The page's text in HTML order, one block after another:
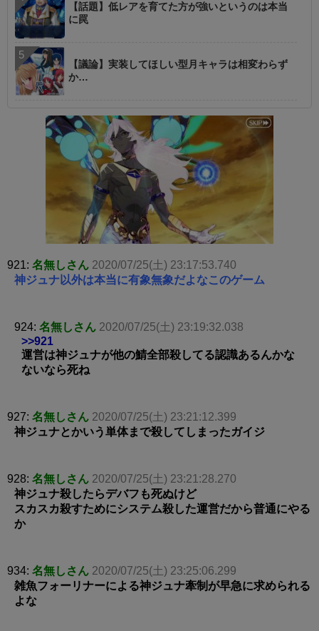
【話題】低レアを育てた方が強いというのは本当
に罠
【議論】実装してほしい型月キャラは相変わらず
か…
921: 名無しさん 2020/07/25(土) 23:17:53.740
神ジュナ以外は本当に有象無象だよなこのゲーム
924: 名無しさん 2020/07/25(土) 23:19:32.038
>>921
運営は神ジュナが他の鯖全部殺してる認識あるんかな
ないなら死ね
927: 名無しさん 2020/07/25(土) 23:21:12.399
神ジュナとかいう単体まで殺してしまったガイジ
928: 名無しさん 2020/07/25(土) 23:21:28.270
神ジュナ殺したらデバフも死ぬけど
スカスカ殺すためにシステム殺した運営だから普通にやる
か
934: 名無しさん 2020/07/25(土) 23:25:06.299
雑魚フォーリナーによる神ジュナ牽制が早急に求められる
よな